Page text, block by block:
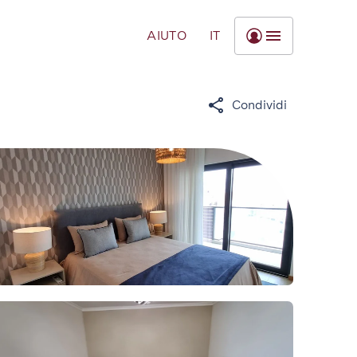
AIUTO IT
Condividi